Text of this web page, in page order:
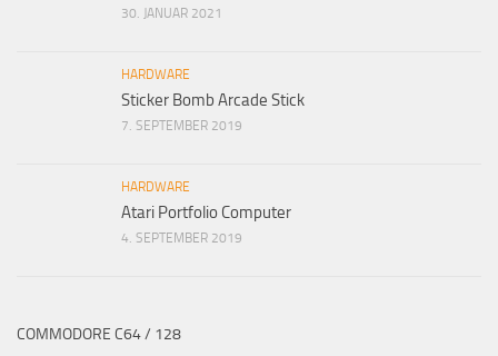
30. JANUAR 2021
HARDWARE
Sticker Bomb Arcade Stick
7. SEPTEMBER 2019
HARDWARE
Atari Portfolio Computer
4. SEPTEMBER 2019
COMMODORE C64 / 128